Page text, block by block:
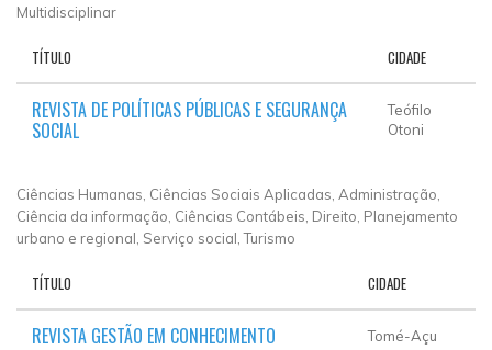
Multidisciplinar
TÍTULO CIDADE
REVISTA DE POLÍTICAS PÚBLICAS E SEGURANÇA
SOCIAL
Teófilo
Otoni
Ciências Humanas, Ciências Sociais Aplicadas, Administração,
Ciência da informação, Ciências Contábeis, Direito, Planejamento
urbano e regional, Serviço social, Turismo
TÍTULO CIDADE
REVISTA GESTÃO EM CONHECIMENTO Tomé-Açu